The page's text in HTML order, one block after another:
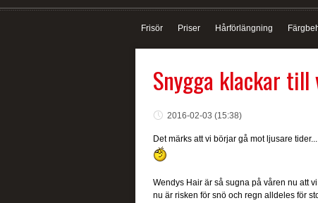
Frisör Priser Hårförlängning
Snygga klackar till
2016-02-03 (15:38)
Det märks att vi börjar gå mot ljusare
Wendys Hair är så sugna på våren nu att
nu är risken för snö och regn alldeles för